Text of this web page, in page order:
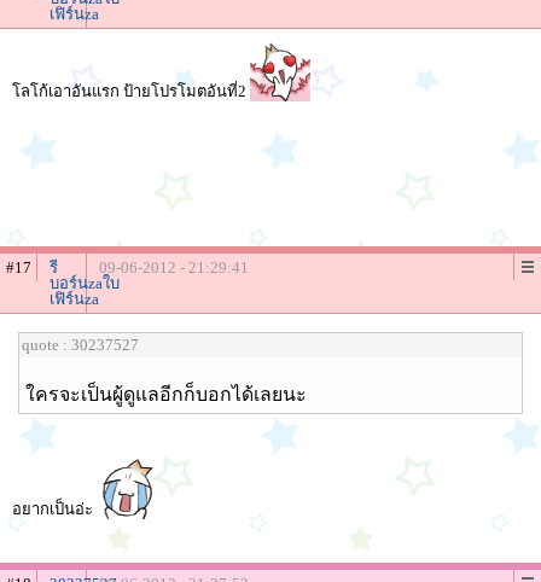
เฟิร์นza
โลโก้เอาอันแรก ป้ายโปรโมตอันที่2
#17
รี
บอร์นzaใบ
เฟิร์นza
09-06-2012 - 21:29:41
quote : 30237527
ใครจะเป็นผู้ดูแลอีกก็บอกได้เลยนะ
อยากเป็นอ่ะ